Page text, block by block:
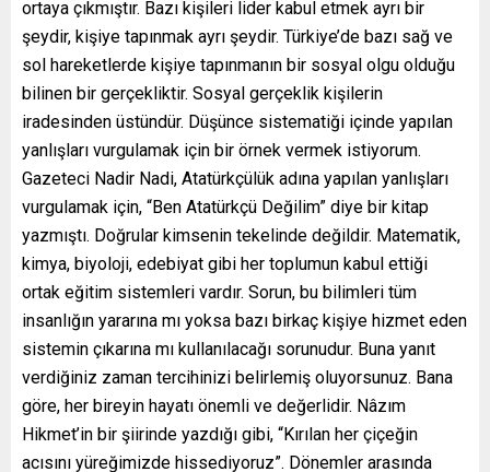
ortaya çıkmıştır. Bazı kişileri lider kabul etmek ayrı bir
şeydir, kişiye tapınmak ayrı şeydir. Türkiye’de bazı sağ ve
sol hareketlerde kişiye tapınmanın bir sosyal olgu olduğu
bilinen bir gerçekliktir. Sosyal gerçeklik kişilerin
iradesinden üstündür. Düşünce sistematiği içinde yapılan
yanlışları vurgulamak için bir örnek vermek istiyorum.
Gazeteci Nadir Nadi, Atatürkçülük adına yapılan yanlışları
vurgulamak için, “Ben Atatürkçü Değilim” diye bir kitap
yazmıştı. Doğrular kimsenin tekelinde değildir. Matematik,
kimya, biyoloji, edebiyat gibi her toplumun kabul ettiği
ortak eğitim sistemleri vardır. Sorun, bu bilimleri tüm
insanlığın yararına mı yoksa bazı birkaç kişiye hizmet eden
sistemin çıkarına mı kullanılacağı sorunudur. Buna yanıt
verdiğiniz zaman tercihinizi belirlemiş oluyorsunuz. Bana
göre, her bireyin hayatı önemli ve değerlidir. Nâzım
Hikmet’in bir şiirinde yazdığı gibi, “Kırılan her çiçeğin
acısını yüreğimizde hissediyoruz”. Dönemler arasında